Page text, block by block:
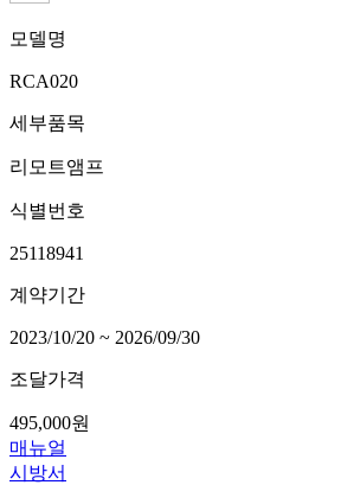
모델명
RCA020
세부품목
리모트앰프
식별번호
25118941
계약기간
2023/10/20 ~ 2026/09/30
조달가격
495,000원
매뉴얼
시방서